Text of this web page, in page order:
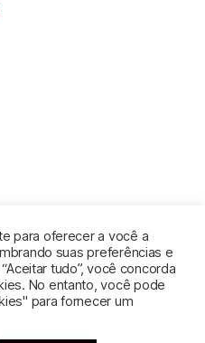
para oferecer a você a
suas preferências e
tudo”, você concorda
No entanto, você pode
para fornecer um